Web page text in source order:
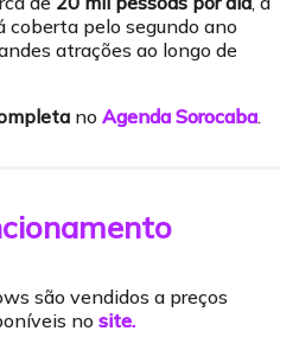
coberta pelo segundo ano
atrações ao longo de
no Agenda Sorocaba.
são vendidos a preços
no site.